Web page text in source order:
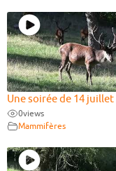
Une soirée de 14 juillet
0views
Mammifères